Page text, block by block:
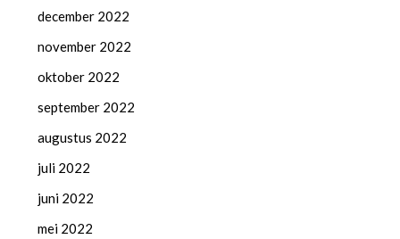
december 2022
november 2022
oktober 2022
september 2022
augustus 2022
juli 2022
juni 2022
mei 2022